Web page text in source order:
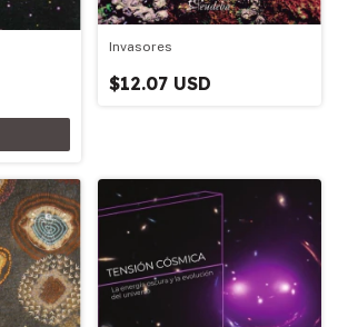
Invasores
$12.07 USD